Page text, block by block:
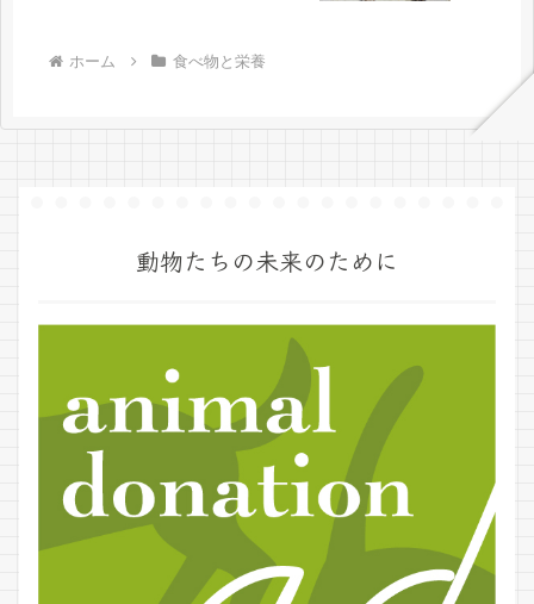
ホーム 食べ物と栄養
動物たちの未来のために